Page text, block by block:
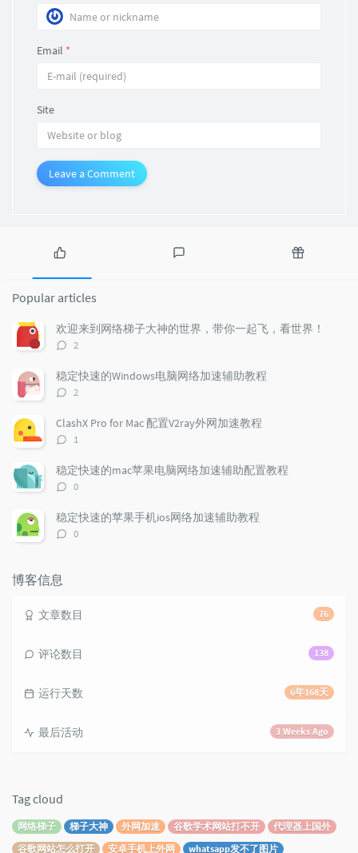
Email *
Site
Leave a Comment
P
p
u
l
a
r
a
r
t
i
l
e
e
s
c
o
m
t
d
o
Popular articles
欢迎来到网络梯子大神的世界，带你一起飞，看世界！
评
数：
2
稳定快速的Windows电脑网络加速辅助教程
评
数：
2
ClashX Pro for Mac 配置V2ray外网加速教程
评
数：
1
稳定快速的mac苹果电脑网络加速辅助配置教程
评
数：
0
稳定快速的苹果手机ios网络加速辅助教程
评
0
博客信息
76
文章数目
138
评论数目
6年168天
运行天数
3 Weeks Ago
最后活动
Tag cloud
网络梯子 梯子大神 外网加速 谷歌学术网站打不开
代理器上国外
谷歌网站怎么打开
安卓手机上外网 whatsapp发不了图片